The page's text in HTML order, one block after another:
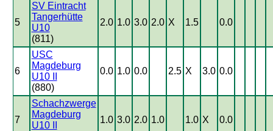
5
SV Eintracht
Tangerhütte
U10
(811)
2.0 1.0 3.0 2.0 X 1.5 0.0
6
USC
Magdeburg
U10 II
(880)
0.0 1.0 0.0 2.5 X 3.0 0.0
7
Schachzwerge
Magdeburg
U10 II
1.0 3.0 2.0 1.0 1.0 X 0.0